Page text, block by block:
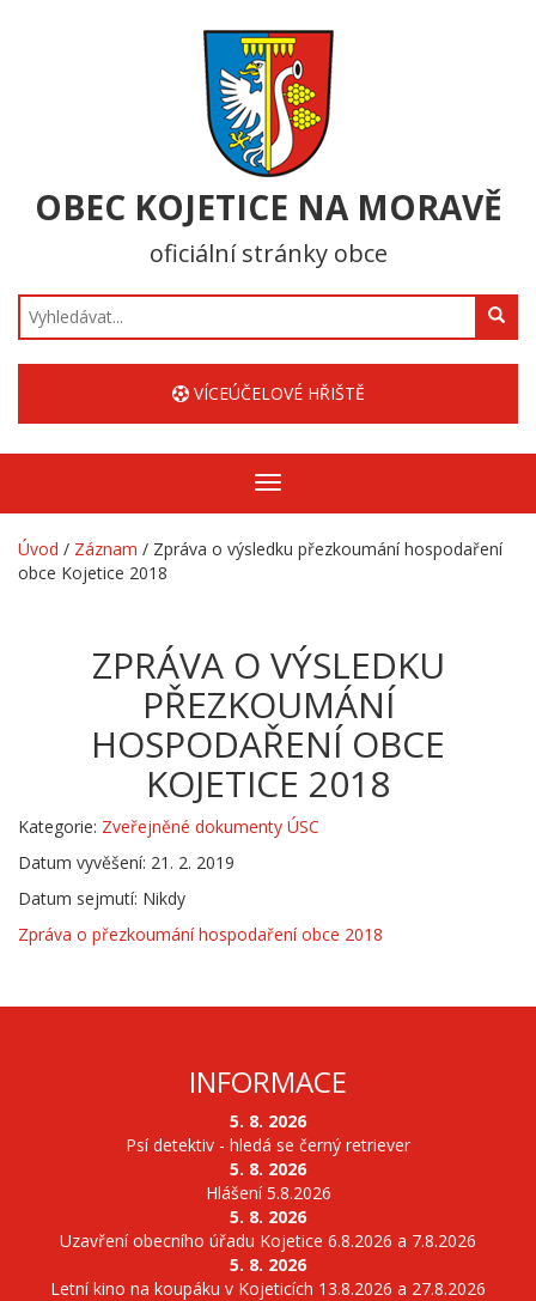
OBEC KOJETICE NA MORAVĚ
oficiální stránky obce
Hledat
VÍCEÚČELOVÉ HŘIŠTĚ
Zobrazit/skrýt
navigaci
Úvod / Záznam / Zpráva o výsledku přezkoumání hospodaření
obce Kojetice 2018
ZPRÁVA O VÝSLEDKU
PŘEZKOUMÁNÍ
HOSPODAŘENÍ OBCE
KOJETICE 2018
Kategorie: Zveřejněné dokumenty ÚSC
Datum vyvěšení: 21. 2. 2019
Datum sejmutí: Nikdy
Zpráva o přezkoumání hospodaření obce 2018
INFORMACE
5. 8. 2026
Psí detektiv - hledá se černý retriever
5. 8. 2026
Hlášení 5.8.2026
5. 8. 2026
Uzavření obecního úřadu Kojetice 6.8.2026 a 7.8.2026
5. 8. 2026
Letní kino na koupáku v Kojeticích 13.8.2026 a 27.8.2026